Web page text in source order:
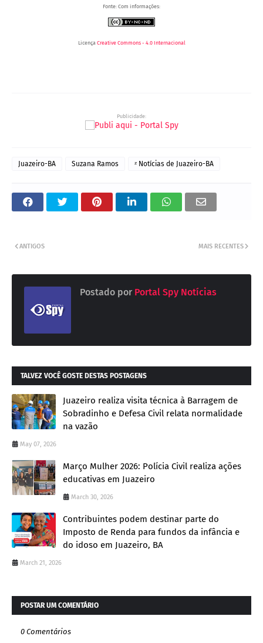
Fonte: Com informações:
Licença Creative Commons - 4.0 Internacional
Publicidade:
Juazeiro-BA Suzana Ramos ᶻ Notícias de Juazeiro-BA
MAIS RECENTES
ANTIGOS
Postado por Portal Spy Notícias
TALVEZ VOCÊ GOSTE DESTAS POSTAGENS
Juazeiro realiza visita técnica à Barragem de
Sobradinho e Defesa Civil relata normalidade
na vazão
May 07, 2026
Março Mulher 2026: Polícia Civil realiza ações
educativas em Juazeiro
March 30, 2026
Contribuintes podem destinar parte do
Imposto de Renda para fundos da infância e
do idoso em Juazeiro, BA
March 21, 2026
POSTAR UM COMENTÁRIO
0 Comentários